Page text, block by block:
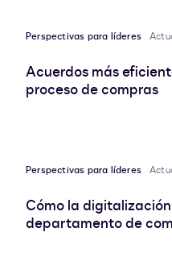
Perspectivas para líderes
Acuerdos más
proceso de compras
Perspectivas para líderes
Cómo la
departamento de